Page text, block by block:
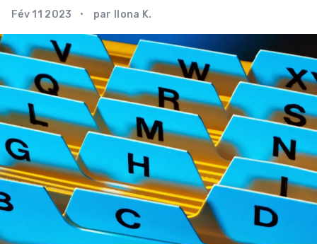
FR
Fév 11 2023 par Ilona K.